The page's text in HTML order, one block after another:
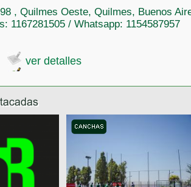
, Quilmes Oeste, Quilmes, Buenos
1167281505 / Whatsapp: 1154587957
ver detalles